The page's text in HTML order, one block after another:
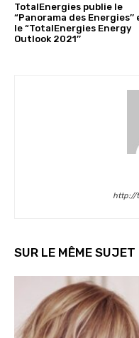
TotalEnergies publie le
“Panorama des Energies’’
le “TotalEnergies Energy
Outlook 2021’’
http://
SUR LE MÊME SUJET